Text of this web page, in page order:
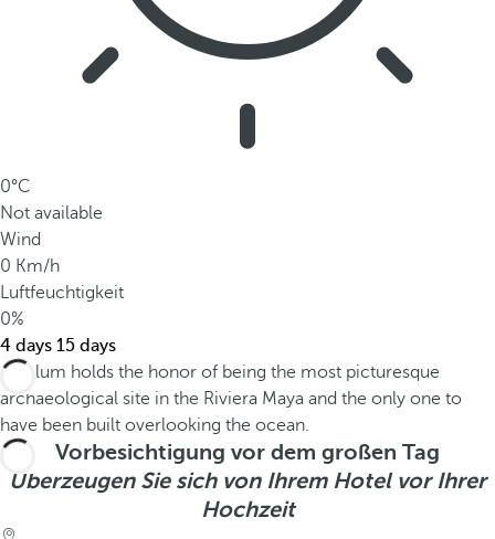
0°C
Not available
Wind
0 Km/h
Luftfeuchtigkeit
0%
4 days 15 days
Vorbesichtigung vor dem großen Tag
Überzeugen Sie sich von Ihrem Hotel vor Ihrer
Hochzeit